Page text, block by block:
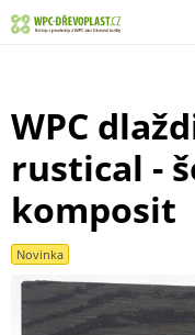
WPC
rustical -
komposit
Novinka